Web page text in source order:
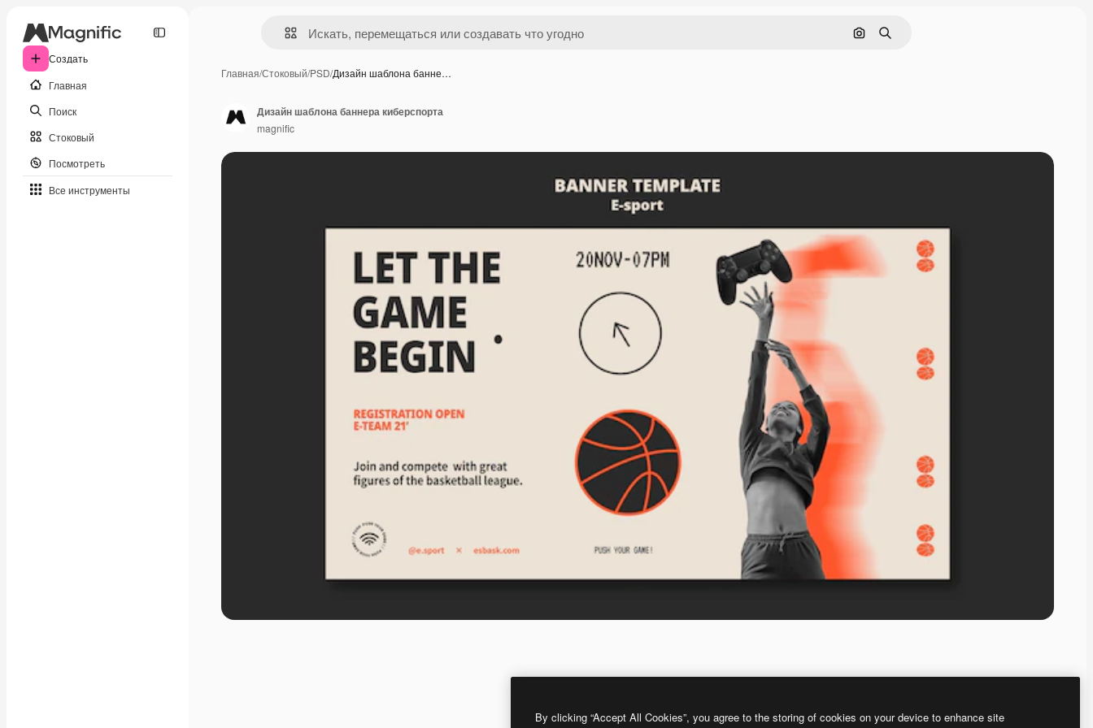
Создать
Главная
Поиск
Стоковый
Посмотреть
Все инструменты
Поиск по изображению
Поиск
Главная/Стоковый/PSD/Дизайн шаблона банне…
Дизайн шаблона баннера киберспорта
magnific
By clicking “Accept All Cookies”, you agree to the storing of cookies on your device to enhance site